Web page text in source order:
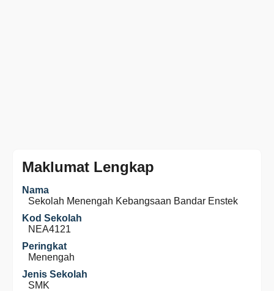
Maklumat Lengkap
Nama
Sekolah Menengah Kebangsaan Bandar Enstek
Kod Sekolah
NEA4121
Peringkat
Menengah
Jenis Sekolah
SMK